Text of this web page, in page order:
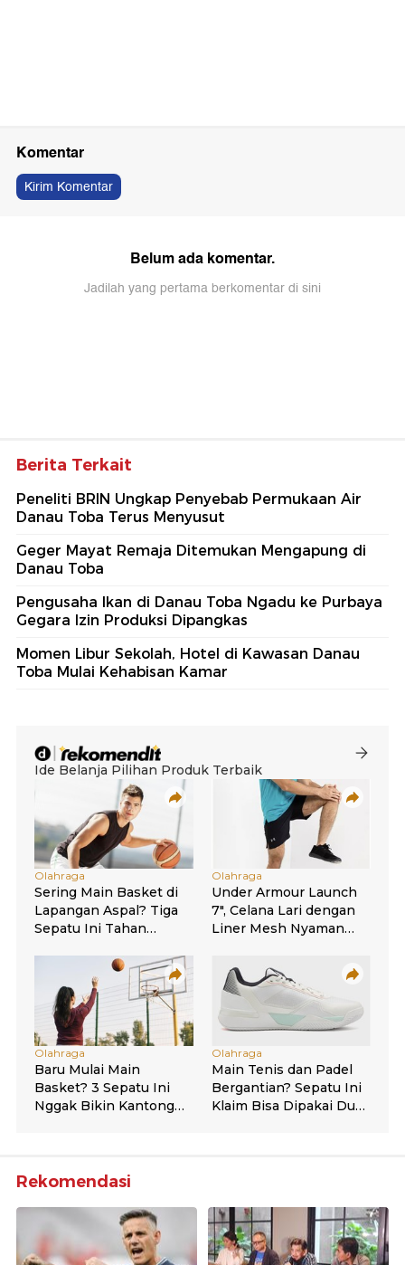
Komentar
Kirim Komentar
Belum ada komentar.
Jadilah yang pertama berkomentar di sini
Berita Terkait
Peneliti BRIN Ungkap Penyebab Permukaan Air
Danau Toba Terus Menyusut
Geger Mayat Remaja Ditemukan Mengapung di
Danau Toba
Pengusaha Ikan di Danau Toba Ngadu ke Purbaya
Gegara Izin Produksi Dipangkas
Momen Libur Sekolah, Hotel di Kawasan Danau
Toba Mulai Kehabisan Kamar
Rekomendasi